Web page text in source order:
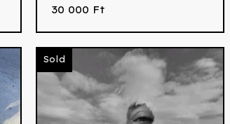
30 000 Ft
Sold